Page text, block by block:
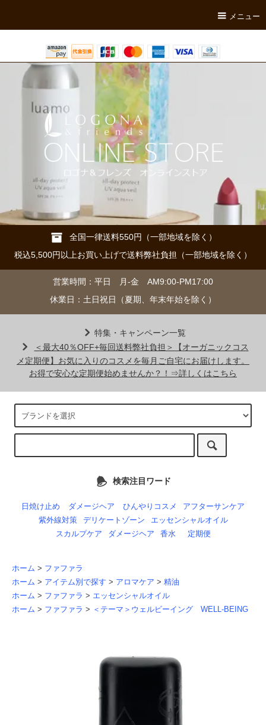
メニュー
全国一律送料550円（一部地域を除く）
税込5,500円以上お買い上げで送料弊社負担（一部地域を除く）
営業時間：平日 月-金 AM9:00-PM17:00
休業日：土日祝日（夏期、年末年始を除く）
特集・キャンペーン一覧
＜最大40％OFF+毎回送料弊社負担＞【オーガニックコス
メ定期便】お気に入りのコスメを毎月ご自宅にお届けします。
お得で安心な定期便始めませんか？！⇒詳しくはこちら
検索注目ワード
日焼け止め ダメージヘア ひんやりコスメ
アフターサンケア
紫外線対策
デリケートゾーン
エッセンシャルオイル
スカルプケア
ダメージヘア 香水 定期便
ホーム > ファファラ
ホーム > アイテム別で探す > アロマケア > 精油
ホーム > ファファラ > エッセンシャルオイル
ホーム > ファファラ > ＜テーマ＞ウェルビーイング WELL-BEING